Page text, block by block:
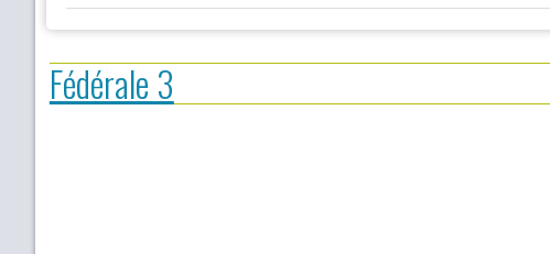
Fédérale 3